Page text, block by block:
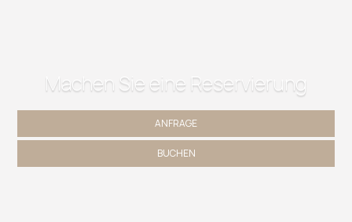
Machen Sie eine Reservierung
ANFRAGE
BUCHEN